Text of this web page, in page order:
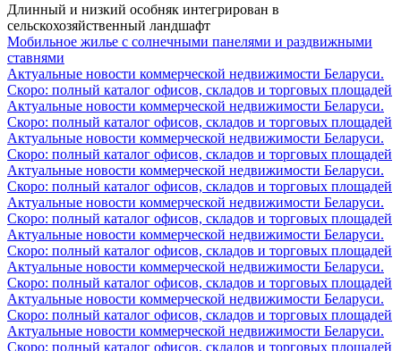
Длинный и низкий особняк интегрирован в
сельскохозяйственный ландшафт
Мобильное жилье с солнечными панелями и раздвижными
ставнями
Актуальные новости коммерческой недвижимости Беларуси.
Скоро: полный каталог офисов, складов и торговых площадей
Актуальные новости коммерческой недвижимости Беларуси.
Скоро: полный каталог офисов, складов и торговых площадей
Актуальные новости коммерческой недвижимости Беларуси.
Скоро: полный каталог офисов, складов и торговых площадей
Актуальные новости коммерческой недвижимости Беларуси.
Скоро: полный каталог офисов, складов и торговых площадей
Актуальные новости коммерческой недвижимости Беларуси.
Скоро: полный каталог офисов, складов и торговых площадей
Актуальные новости коммерческой недвижимости Беларуси.
Скоро: полный каталог офисов, складов и торговых площадей
Актуальные новости коммерческой недвижимости Беларуси.
Скоро: полный каталог офисов, складов и торговых площадей
Актуальные новости коммерческой недвижимости Беларуси.
Скоро: полный каталог офисов, складов и торговых площадей
Актуальные новости коммерческой недвижимости Беларуси.
Скоро: полный каталог офисов, складов и торговых площадей